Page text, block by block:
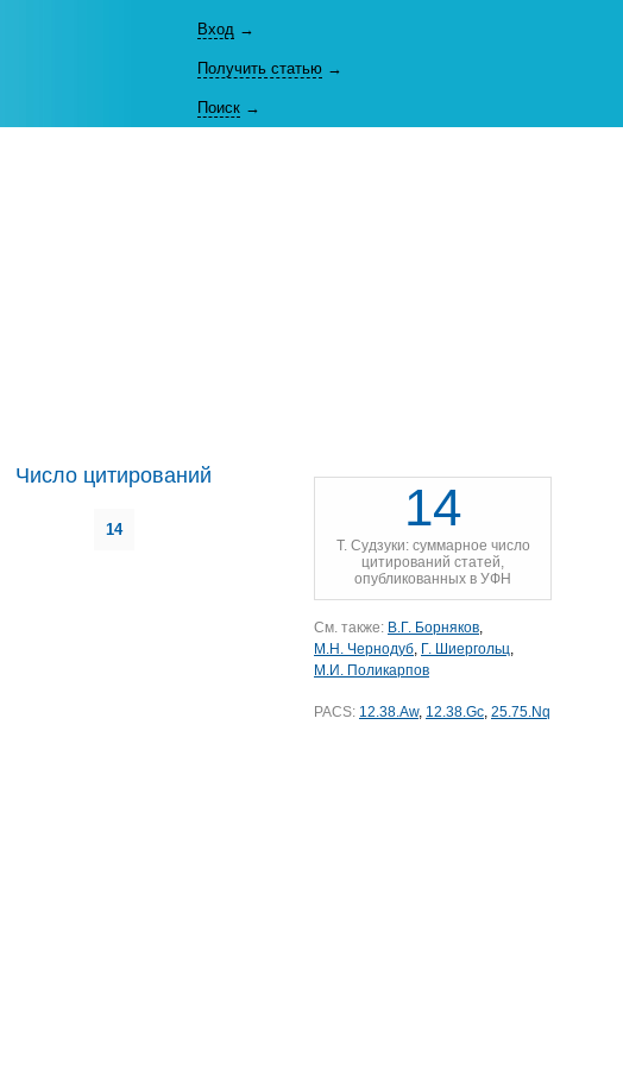
Вход →
Получить статью →
Поиск →
Число цитирований
14 14
Т. Судзуки: суммарное число
цитирований статей,
опубликованных в УФН
См. также: В.Г. Борняков,
М.Н. Чернодуб, Г. Шиергольц,
М.И. Поликарпов
PACS: 12.38.Aw, 12.38.Gc, 25.75.Nq